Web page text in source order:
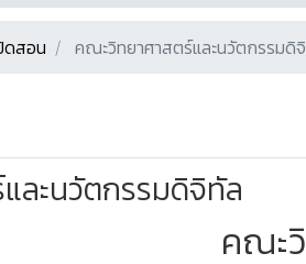
ดสอน คณะวิทยาศาสตร์และนวัตกรรมดิ
ละนวัตกรรมดิจิทัล
คณะ